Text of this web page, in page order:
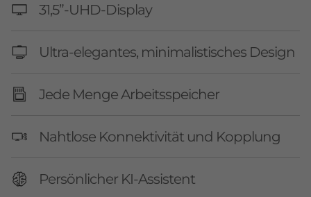
31,5”-UHD-Display
Ultra-elegantes, minimalistisches Design
Jede Menge Arbeitsspeicher
Nahtlose Konnektivität und Kopplung
Persönlicher KI-Assistent